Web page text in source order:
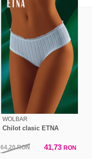
WOLBAR
Chilot clasic ETNA
64,20RON 41,73 RON